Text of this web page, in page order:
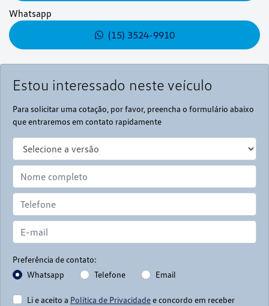
Estou interessado neste veículo
Para solicitar uma cotação, por favor, preencha o formulário abaixo
que entraremos em contato rapidamente
Preferência de contato:
Whatsapp
Telefone Email
Li e aceito a Política de Privacidadee concordo em receber
Whatsapp
(15) 3524-9910